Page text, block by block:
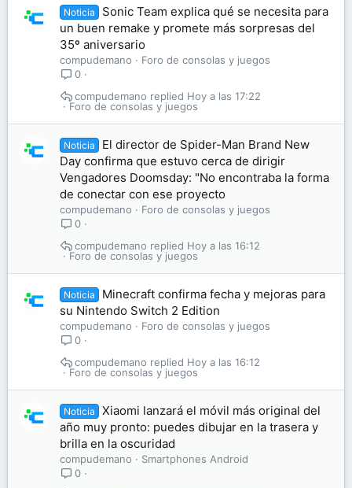
Noticia
Sonic Team explica qué se necesita para
un buen remake y promete más sorpresas del
35º aniversario
compudemano
Foro de consolas y juegos
0
Foro de consolas y juegos
Hoy a las 17:22
compudemano
Noticia
El director de Spider-Man Brand New
Day confirma que estuvo cerca de dirigir
Vengadores Doomsday: "No encontraba la forma
de conectar con ese proyecto
compudemano
Foro de consolas y juegos
0
Foro de consolas y juegos
Hoy a las 16:12
compudemano
Noticia
Minecraft confirma fecha y mejoras para
su Nintendo Switch 2 Edition
compudemano
Foro de consolas y juegos
0
Foro de consolas y juegos
Hoy a las 16:12
compudemano
Noticia
Xiaomi lanzará el móvil más original del
año muy pronto: puedes dibujar en la trasera y
brilla en la oscuridad
compudemano
Smartphones Android
0